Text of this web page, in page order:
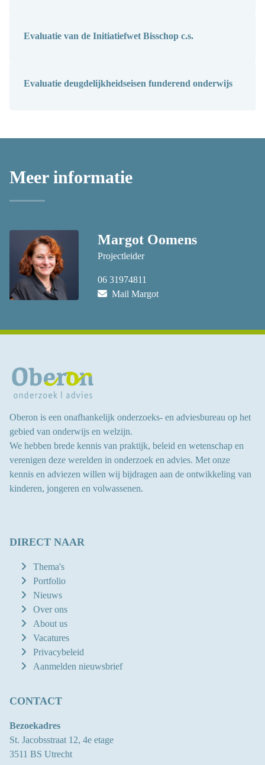
Evaluatie van de Initiatiefwet Bisschop c.s.
Evaluatie deugdelijkheidseisen funderend onderwijs
Meer informatie
Margot Oomens
Projectleider
06 31974811
Mail Margot
Oberon is een onafhankelijk onderzoeks- en adviesbureau op het
gebied van onderwijs en welzijn.
We hebben brede kennis van praktijk, beleid en wetenschap en
verenigen deze werelden in onderzoek en advies. Met onze
kennis en adviezen willen wij bijdragen aan de ontwikkeling van
kinderen, jongeren en volwassenen.
DIRECT NAAR
Thema's
Portfolio
Nieuws
Over ons
About us
Vacatures
Privacybeleid
Aanmelden nieuwsbrief
CONTACT
Bezoekadres
St. Jacobsstraat 12, 4e etage
3511 BS Utrecht